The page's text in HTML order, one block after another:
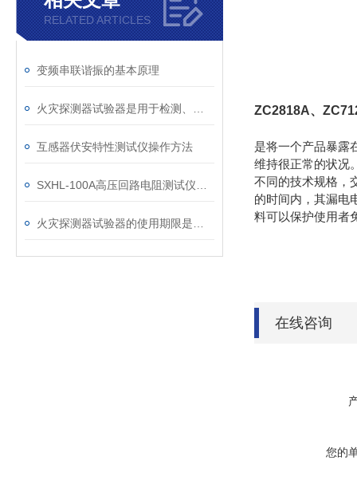
RELATED ARTICLES
变频串联谐振的基本原理
互感器伏安特性测试仪操作方法
ZC2818A、
是将一个产品暴露
维持很正常的状况
不同的技术规格，
的时间内，其漏电
料可以保护使用者
在线咨询
您的